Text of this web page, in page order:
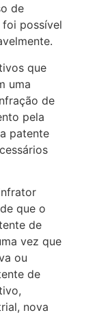
de
foi possível
que
uma
de
pela
patente
que o
de
vez que
ou
de
nova